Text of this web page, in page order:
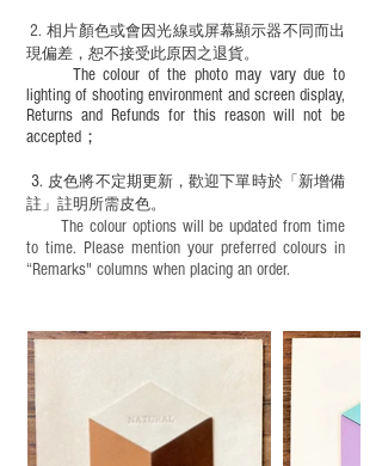
​2.相片顏色或會因光線或屏幕顯示器不同而出
現偏差，恕不接受此原因之退貨。
The colour of the photo may vary due to
lighting of shooting environment and screen display,
Returns and Refunds for this reason will not be
accepted；
3. 皮色將不定期更新，歡迎下單時於「新增備
註」註明 所需皮色。
The colour options will be updated from time
to time. Please mention your preferred colours in
“Remarks" columns when placing an order.